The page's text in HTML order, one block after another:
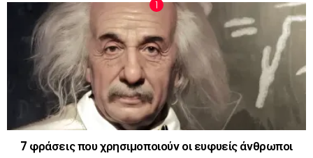
7 φράσεις που χρησιμοποιούν οι ευφυείς άνθρωποι